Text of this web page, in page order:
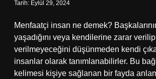
Tarih: Eylül 29, 2024
Menfaatçi insan ne demek?
yaşadığını veya kendilerine zarar verilip
verilmeyeceğini düşünmeden kendi
insanlar olarak tanımlanabilirler. Bu
kelimesi kişiye sağlanan bir fayda